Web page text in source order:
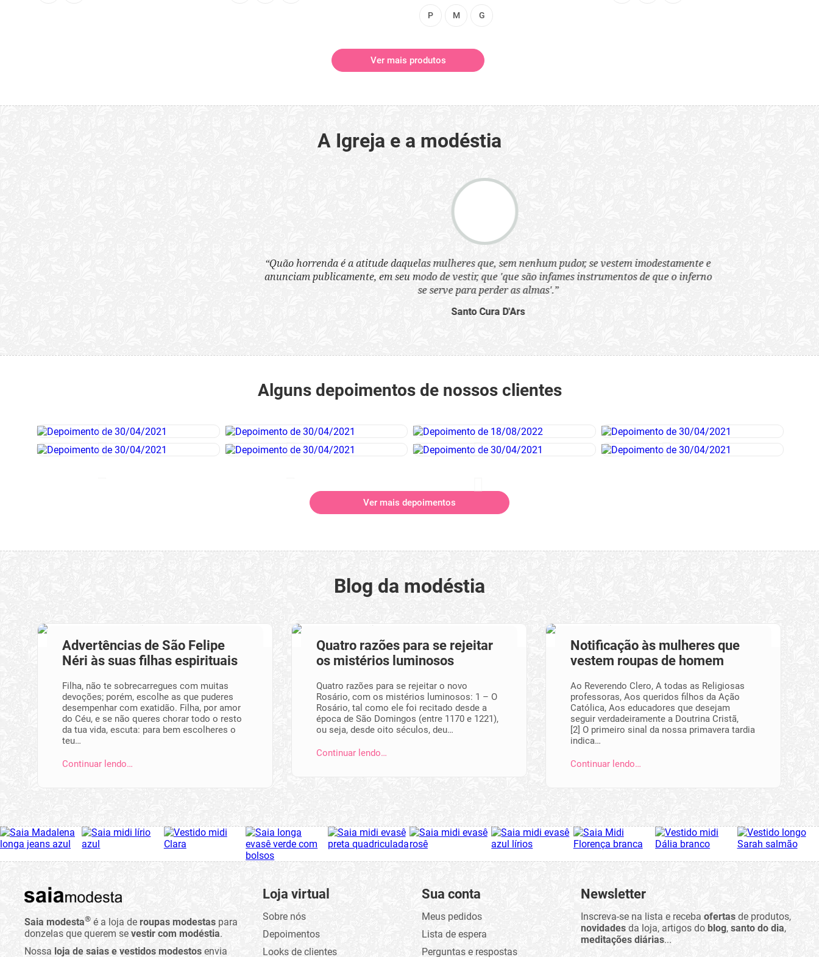
P M G
Ver mais produtos
A Igreja e a modéstia
“Quão horrenda é a atitude daquelas mulheres que, sem nenhum pudor, se vestem imodestamente e
anunciam publicamente, em seu modo de vestir, que 'que são infames instrumentos de que o inferno
se serve para perder as almas'.”
Alguns depoimentos de nossos clientes
Ver mais depoimentos
Blog da modéstia
Advertências de São Felipe
Néri às suas filhas espirituais
Filha, não te sobrecarregues com muitas
devoções; porém, escolhe as que pu­deres
desempe­nhar com exatidão. Filha, por amor
do Céu, e se não queres chorar todo o resto
da tua vida, escuta: para bem escolheres o
teu…
Continuar lendo…
Quatro razões para se rejeitar
os mistérios luminosos
Quatro razões para se rejeitar o novo
Rosário, com os mistérios luminosos: 1 – O
Rosário, tal como ele foi recitado desde a
época de São Domingos (entre 1170 e 1221),
ou seja, desde oito séculos, deu…
Continuar lendo…
Notificação às mulheres que
vestem roupas de homem
Ao Reverendo Clero, A todas as Religiosas
professoras, Aos queridos filhos da Ação
Católica, Aos educadores que desejam
seguir verdadeiramente a Doutrina Cristã,
[2] O primeiro sinal da nossa primavera tardia
indica…
Continuar lendo…
Saia modesta® é a loja de roupas modestas para
donzelas que querem se vestir com modéstia.
Nossa loja de saias e vestidos modestos envia
Loja virtual
Sobre nós
Depoimentos
Looks de clientes
Sua conta
Meus pedidos
Lista de espera
Perguntas e respostas
Newsletter
Inscreva-se na lista e receba ofertasde produtos,
novidadesda loja, artigos do blog, santo do dia,
meditações diárias...